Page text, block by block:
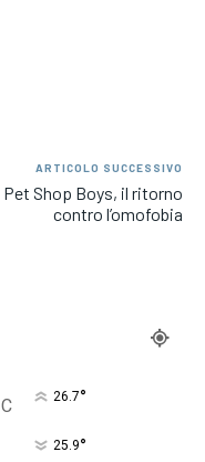
ARTICOLO SUCCESSIVO
Pet Shop Boys, il ritorno
contro l’omofobia
C 26.7°
25.9°